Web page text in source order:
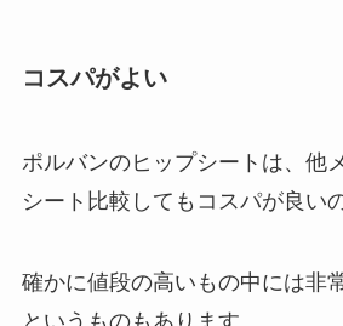
コスパがよい
ポルバンのヒップシートは、他
シート比較してもコスパが良い
確かに値段の高いもの中には非